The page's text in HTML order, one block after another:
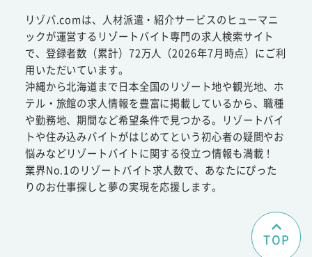
リゾバ.comは、人材派遣・紹介サービスのヒューマニ
ックが運営するリゾートバイト専門の求人検索サイト
で、登録者数（累計）72万人（2026年7月時点）にご利
用いただいています。
沖縄から北海道まで日本全国のリゾート地や観光地、ホ
テル・旅館の求人情報を豊富に掲載しているから、職種
や勤務地、期間など希望条件で見つかる。リゾートバイ
トや住み込みバイトがはじめてという初心者の疑問やお
悩みなどリゾートバイトに関する役立つ情報も満載！
業界No.1のリゾートバイト求人数で、あなたにぴった
りのお仕事探しと夢の実現を応援します。
TOP